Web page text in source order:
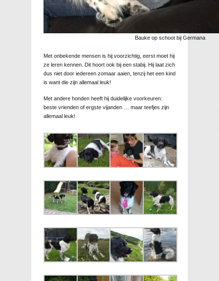
Bauke op schoot bij Germana
Met onbekende mensen is hij voorzichtig, eerst moet hij
ze leren kennen. Dit hoort ook bij een stabij. Hij laat zich
dus niet door iedereen zomaar aaien, tenzij het een kind
is want die zijn allemaal leuk!
Met andere honden heeft hij duidelijke voorkeuren:
beste vrienden of ergste vijanden … maar teefjes zijn
allemaal leuk!